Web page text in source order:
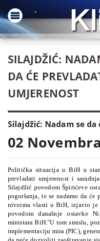
SILAJDŽIĆ:
DA ĆE
UMJERENOST
Silajdžić: Nadam se
02 Novembra
Politička situacija u BiH u
prevladati umjerenost i
Silajdžić povodom Špirićeve
pogoršanja, te se nadamo da
nivoima vlasti u BiH, izjavio je
povodom današnje ostavke
ministara BiH."U tom smislu,
implementaciju mira (PIC),